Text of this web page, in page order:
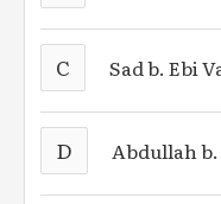
C Sad b. Ebi
D Abdullah